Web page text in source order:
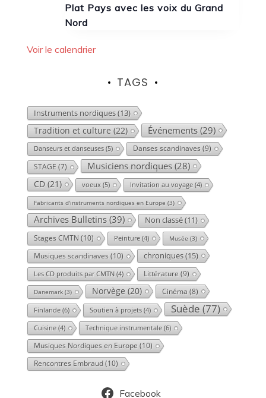
Plat Pays avec les voix du Grand
Nord
Voir le calendrier
TAGS
Instruments nordiques(13)
Tradition et culture (22) Événements(29)
Danseurs et danseuses(5) Danses scandinaves (9)
STAGE (7) Musiciens nordiques(28)
CD(21) voeux(5) Invitation au voyage(4)
Fabricants d'instruments nordiques en Europe (3)
Archives Bulletins(39) Non classé(11)
Stages CMTN (10) Peinture(4) Musée (3)
Musiques scandinaves (10) chroniques(15)
Les CD produits par CMTN(4) Littérature (9)
Danemark(3) Norvège (20) Cinéma (8)
Finlande(6) Soutien à projets(4) Suède (77)
Cuisine(4) Technique instrumentale(6)
Musiques Nordiques en Europe (10)
Rencontres Embraud(10)
Facebook